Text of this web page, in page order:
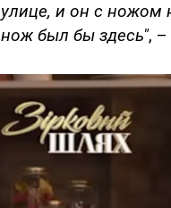
улице, и он с ножом
нож был бы здесь", –